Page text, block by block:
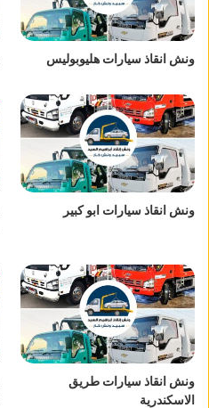
ونش انقاذ سيارات هليوبوليس
ونش انقاذ سيارات ابو كبير
ونش انقاذ سيارات طريق
الاسكندرية